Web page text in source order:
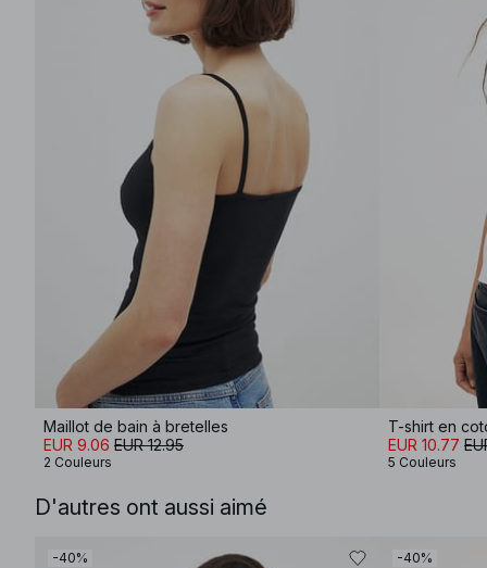
Maillot de bain à bretelles
EUR 9.06 EUR 12.95
2 Couleurs
T-shirt en
EUR 10.77
5 Couleurs
D'autres ont aussi aimé
-40% -40%